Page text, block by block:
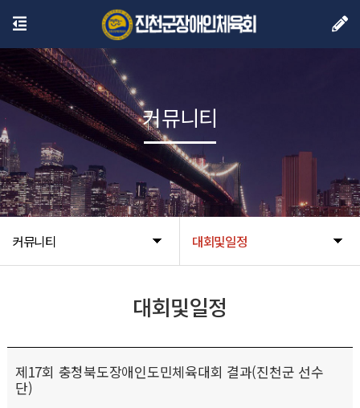
커뮤니티 대회및일정
커뮤니티
대회및일정
제17회 충청북도장애인도민체육대회 결과(진천군 선수
단)